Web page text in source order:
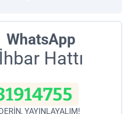
WhatsApp
İhbar Hattı
YAYINLAYALIM!